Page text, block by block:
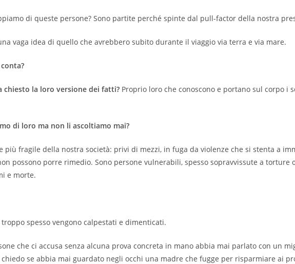
di queste persone? Sono partite perché spinte dal pull-factor della nostra
vaga idea di quello che avrebbero subito durante il viaggio via terra e via mare.
chiesto la loro versione dei fatti? Proprio loro che conoscono e portano sul corpo i
di loro ma non li ascoltiamo mai?
fragile della nostra società: privi di mezzi, in fuga da violenze che si stenta a
possono porre rimedio. Sono persone vulnerabili, spesso sopravvissute a torture
e morte.
spesso vengono calpestati e dimenticati.
che ci accusa senza alcuna prova concreta in mano abbia mai parlato con un
se abbia mai guardato negli occhi una madre che fugge per risparmiare ai